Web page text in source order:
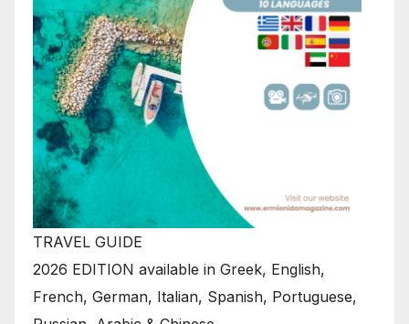
TRAVEL GUIDE
2026 EDITION available in Greek, English,
French, German, Italian, Spanish, Portuguese,